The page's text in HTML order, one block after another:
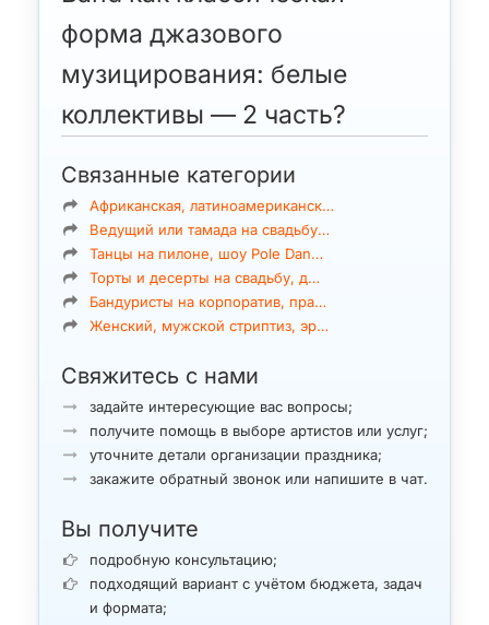
форма джазового
музицирования: белые
коллективы — 2 часть?
Связанные категории
Африканская, латиноамериканск…
Ведущий или тамада на свадьбу…
Танцы на пилоне, шоу Pole Dan…
Торты и десерты на свадьбу, д…
Бандуристы на корпоратив, пра…
Женский, мужской стриптиз, эр…
Свяжитесь с нами
задайте интересующие вас вопросы;
получите помощь в выборе артистов или услуг;
уточните детали организации праздника;
закажите обратный звонок или напишите в чат.
Вы получите
подробную консультацию;
подходящий вариант с учётом бюджета, задач
и формата;